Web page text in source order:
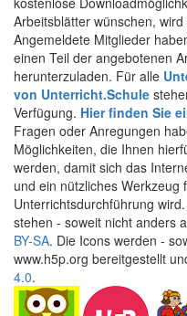
Arbeitsblätter wünschen, wird
Angemeldete Mitglieder
einen Teil der angebotenen
herunterzuladen. Für alle
von Unterricht.Schule
Verfügung. Hier finden Sie
Fragen oder Anregungen
Möglichkeiten, die Ihnen
werden, damit sich das
und ein nützliches
Unterrichtsdurchführung
stehen - soweit nicht anders
BY-SA. Die Icons werden -
www.h5p.org bereitgestellt
4.0.